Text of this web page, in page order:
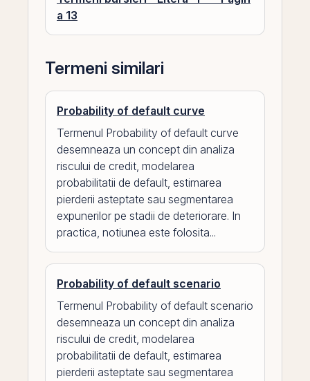
a 13
Termeni similari
Probability of default curve
Termenul Probability of default curve
desemneaza un concept din analiza
riscului de credit, modelarea
probabilitatii de default, estimarea
pierderii asteptate sau segmentarea
expunerilor pe stadii de deteriorare. In
practica, notiunea este folosita...
Probability of default scenario
Termenul Probability of default scenario
desemneaza un concept din analiza
riscului de credit, modelarea
probabilitatii de default, estimarea
pierderii asteptate sau segmentarea